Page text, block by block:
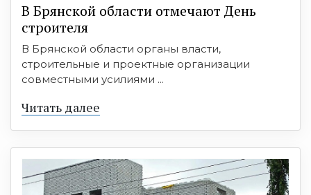
В Брянской области отмечают День
строителя
В Брянской области органы власти,
строительные и проектные организации
совместными усилиями ...
Читать далее